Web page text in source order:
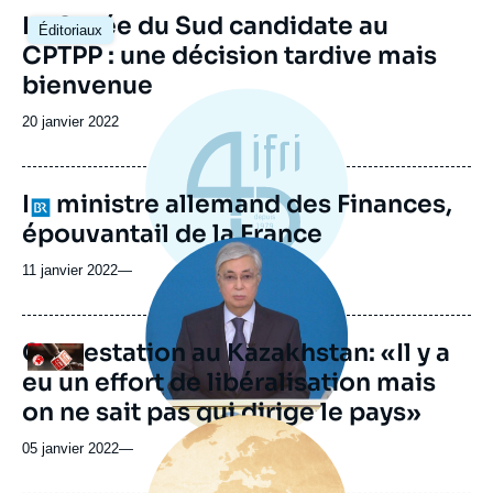
Éditoriaux
Image
principale
La Corée du Sud candidate au
CPTPP : une décision tardive mais
bienvenue
Date
publication
20 janvier 2022
Logo
Le ministre allemand des Finances,
épouvantail de la France
11 janvier 2022—
Logo
Image
principale
médiatique
Contestation au Kazakhstan: «Il y a
eu un effort de libéralisation mais
on ne sait pas qui dirige le pays»
05 janvier 2022—
Image
principale